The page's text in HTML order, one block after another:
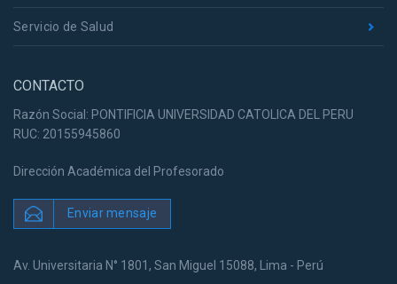
Servicio de Salud
CONTACTO
Razón Social: PONTIFICIA UNIVERSIDAD CATOLICA DEL PERU
RUC: 20155945860
Dirección Académica del Profesorado
Enviar mensaje
Av. Universitaria N° 1801, San Miguel 15088, Lima - Perú